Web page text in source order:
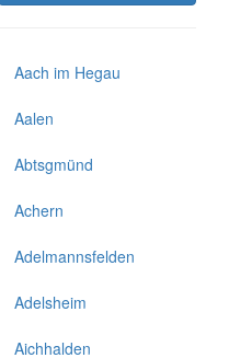
Aach im Hegau
Aalen
Abtsgmünd
Achern
Adelmannsfelden
Adelsheim
Aichhalden